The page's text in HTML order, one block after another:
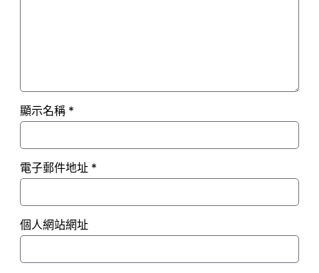
顯示名稱 *
電子郵件地址 *
個人網站網址